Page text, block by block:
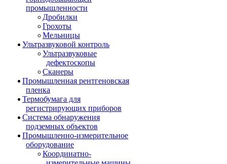
промышленности
Дробилки
Грохоты
Мельницы
Ультразвуковой контроль
Ультразвуковые
дефектоскопы
Сканеры
Промышленная рентгеновская
пленка
Термобумага для
регистрирующих приборов
Система обнаружения
подземных объектов
Промышленно-измерительное
оборудование
Координатно-